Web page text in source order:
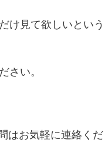
け見て欲しいという
さい。
はお気軽に連絡くだ